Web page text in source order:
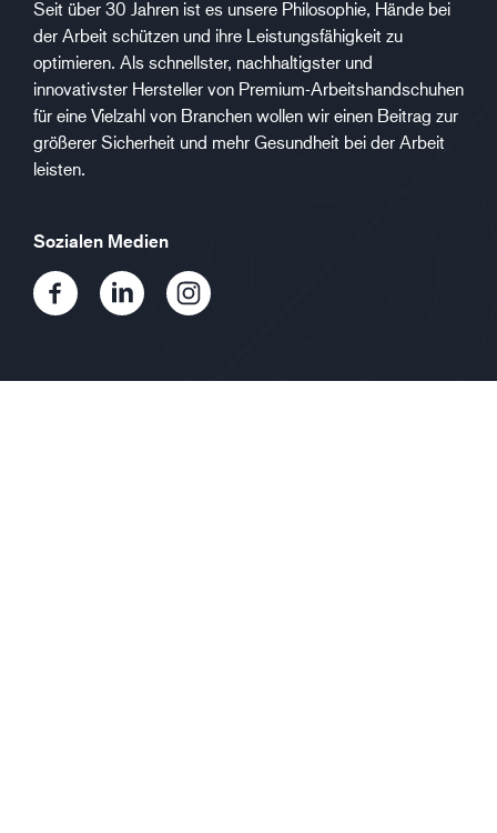
Seit über 30 Jahren ist es unsere Philosophie, Hände bei
der Arbeit schützen und ihre Leistungsfähigkeit zu
optimieren. Als schnellster, nachhaltigster und
innovativster Hersteller von Premium-Arbeitshandschuhen
für eine Vielzahl von Branchen wollen wir einen Beitrag zur
größerer Sicherheit und mehr Gesundheit bei der Arbeit
leisten.
Sozialen Medien